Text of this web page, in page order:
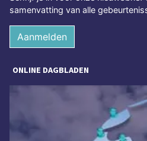
samenvatting van alle
Aanmelden
ONLINE DAGBLADEN